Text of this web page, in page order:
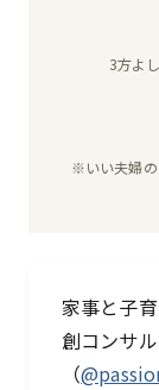
3方よ
※いい夫婦の
家事と子
創コンサ
（